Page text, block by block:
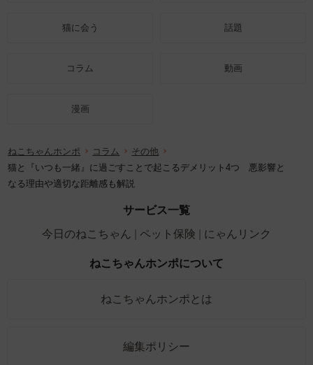
猫に会う 話題
コラム 動画
漫画
ねこちゃんホンポ コラム
その他
猫と『いつも一緒』に過ごすことで起こるデメリット4つ 悪影響と
なる理由や適切な距離感も解説
サービス一覧
今日のねこちゃん
ペット保険 にゃんリンク
ねこちゃんホンポについて
ねこちゃんホンポとは
編集ポリシー